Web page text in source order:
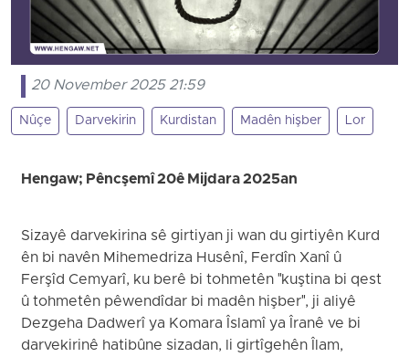
20 November 2025 21:59
Nûçe Darvekirin Kurdistan Madên hişber Lor
Hengaw; Pêncşemî 20ê Mijdara 2025an
Sizayê darvekirina sê girtiyan ji wan du girtiyên Kurd
ên bi navên Mihemedriza Husênî, Ferdîn Xanî û
Ferşîd Cemyarî, ku berê bi tohmetên "kuştina bi qest
û tohmetên pêwendîdar bi madên hişber", ji aliyê
Dezgeha Dadwerî ya Komara Îslamî ya Îranê ve bi
darvekirinê hatibûne sizadan, li girtîgehên Îlam,